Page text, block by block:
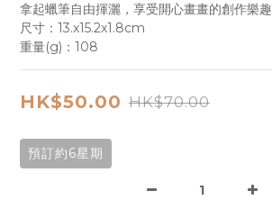
拿起蠟筆自由揮灑，享受開心畫畫的創作樂趣
尺寸：13.x15.2x1.8cm
重量(g)：108
HK$50.00 HK$70.00
預訂約6星期